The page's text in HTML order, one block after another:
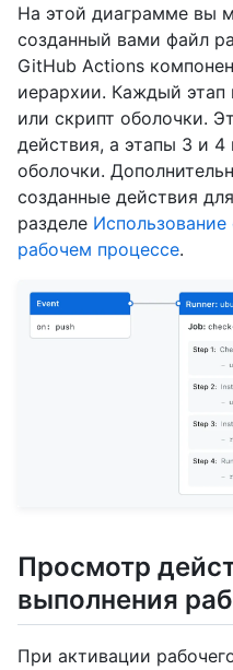
На этой диаграмме вы
созданный вами файл
GitHub Actions
иерархии. Каждый этап
или скрипт оболочки.
действия, а этапы 3 и
оболочки.
созданные действия
разделе
рабочем процессе.
Просмотр
выполнения
При активации